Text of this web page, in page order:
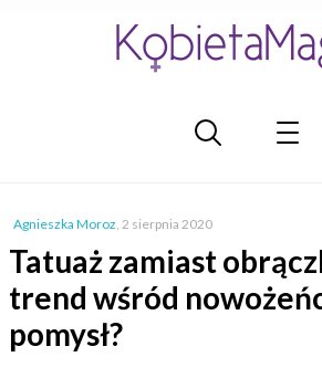
Agnieszka Moroz, 2 sierpnia 2020
Tatuaż zamiast
trend wśród
pomysł?